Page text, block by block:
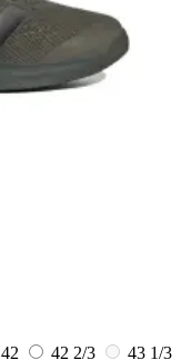
42 42 2/3 43 1/3